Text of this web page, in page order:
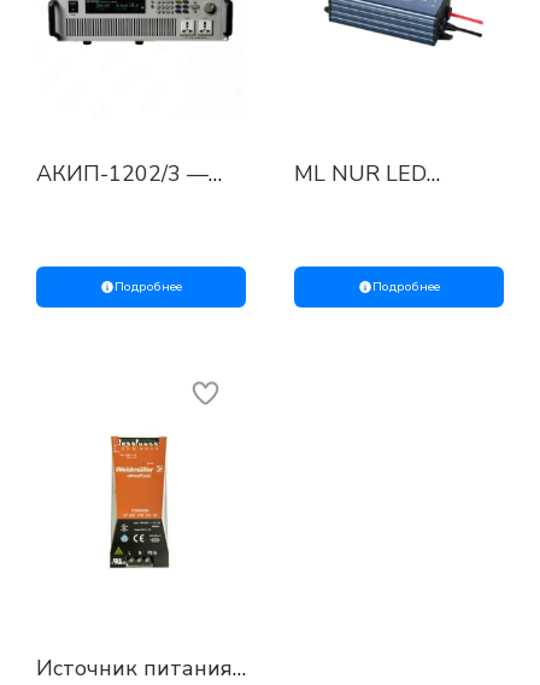
АКИП-1202/3 —
Подробнее
ML NUR LED
Подробнее
Источник питания